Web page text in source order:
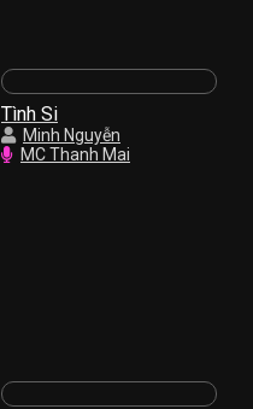
Tình Si
Minh Nguyễn
MC Thanh Mai